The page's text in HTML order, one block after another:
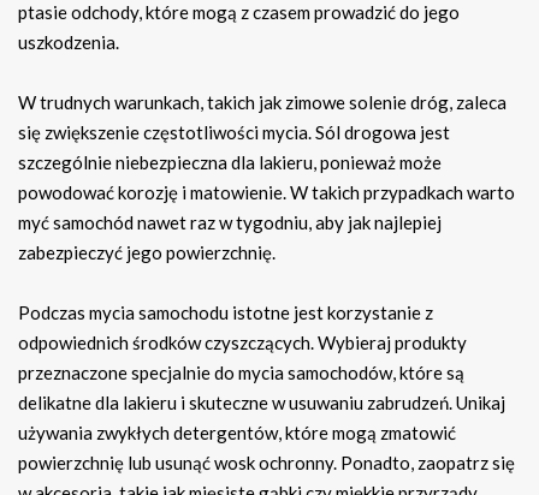
ptasie odchody, które mogą z czasem prowadzić do jego
uszkodzenia.
W trudnych warunkach, takich jak zimowe solenie dróg, zaleca
się zwiększenie częstotliwości mycia. Sól drogowa jest
szczególnie niebezpieczna dla lakieru, ponieważ może
powodować korozję i matowienie. W takich przypadkach warto
myć samochód nawet raz w tygodniu, aby jak najlepiej
zabezpieczyć jego powierzchnię.
Podczas mycia samochodu istotne jest korzystanie z
odpowiednich środków czyszczących. Wybieraj produkty
przeznaczone specjalnie do mycia samochodów, które są
delikatne dla lakieru i skuteczne w usuwaniu zabrudzeń. Unikaj
używania zwykłych detergentów, które mogą zmatowić
powierzchnię lub usunąć wosk ochronny. Ponadto, zaopatrz się